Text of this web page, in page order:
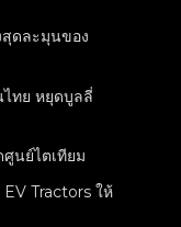
สุดละมุนของ
ไทย หยุดบูลลี่
นย์ไตเทียม
Tractors ให้